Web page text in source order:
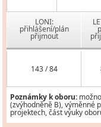
LONI:
přihlášení/plán
přijmout
143 / 84
Poznámky k oboru:
(zvýhodněně B), výměnné
projektech, část výuky